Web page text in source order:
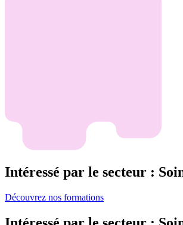
Intéressé par le secteur :
Découvrez nos formations